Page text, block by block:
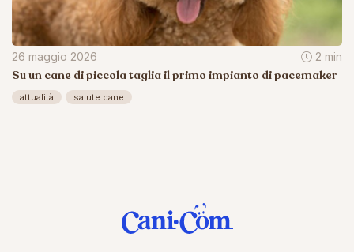
26 maggio 2026 2 min
Su un cane di piccola taglia il primo impianto di pacemaker
attualità salute cane